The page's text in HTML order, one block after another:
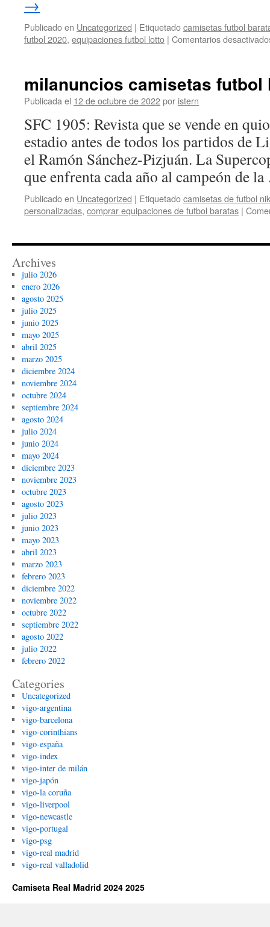
→
Publicado en Uncategorized | Etiquetadocamisetas futbol
futbol 2020, equipaciones futbol lotto | Comentarios
milanuncios camisetas futbol
Publicada el 12 de octubre de 2022por istern
SFC 1905: Revista que se vende en
estadio antes de todos los partidos de
el Ramón Sánchez-Pizjuán. La
que enfrenta cada año al campeón de
Publicado en Uncategorized | Etiquetadocamisetas de futbol
personalizadas, comprar equipaciones de futbol baratas |
Archives
julio 2026
enero 2026
agosto 2025
julio 2025
junio 2025
mayo 2025
abril 2025
marzo 2025
diciembre 2024
noviembre 2024
octubre 2024
septiembre 2024
agosto 2024
julio 2024
junio 2024
mayo 2024
diciembre 2023
noviembre 2023
octubre 2023
agosto 2023
julio 2023
junio 2023
mayo 2023
abril 2023
marzo 2023
febrero 2023
diciembre 2022
noviembre 2022
octubre 2022
septiembre 2022
agosto 2022
julio 2022
febrero 2022
Categories
Uncategorized
vigo-argentina
vigo-barcelona
vigo-corinthians
vigo-españa
vigo-index
vigo-inter de milán
vigo-japón
vigo-la coruña
vigo-liverpool
vigo-newcastle
vigo-portugal
vigo-psg
vigo-real madrid
vigo-real valladolid
Camiseta Real Madrid 2024 2025